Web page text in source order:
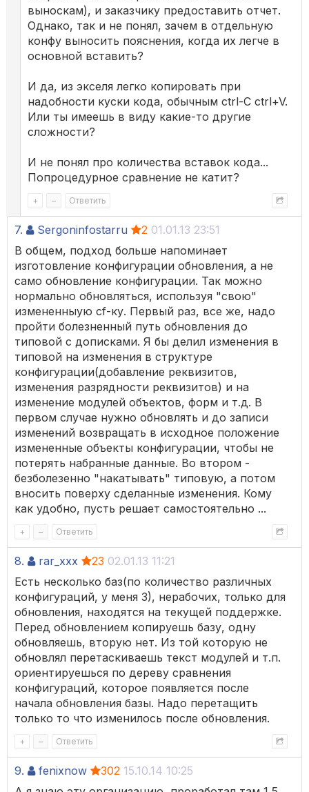
выноскам), и заказчику предоставить отчет.
Однако, так и не понял, зачем в отдельную
конфу выносить пояснения, когда их легче в
основной вставить?
И да, из экселя легко копировать при
надобности куски кода, обычным ctrl-C ctrl+V.
Или ты имеешь в виду какие-то другие
сложности?
И не понял про количества вставок кода...
Попроцедурное сравнение не катит?
+ – Ответить
7. Sergoninfostarru 2 01.01.13 23:51
В общем, подход больше напоминает
изготовление конфигурации обновления, а не
само обновление конфигурации. Так можно
нормально обновляться, используя "свою"
измененныую cf-ку. Первый раз, все же, надо
пройти болезненный путь обновления до
типовой с дописками. Я бы делил изменения в
типовой на изменения в структуре
конфигурации(добавление реквизитов,
изменения разрядности реквизитов) и на
изменение модулей объектов, форм и т.д. В
первом случае нужно обновлять и до записи
изменений возвращать в исходное положение
измененные объекты конфигурации, чтобы не
потерять набранные данные. Во втором -
безболезенно "накатывать" типовую, а потом
вносить поверху сделанные изменения. Кому
как удобно, пусть решает самостоятельно ...
+ – Ответить
8. rar_xxx 23 02.01.13 11:21
Есть несколько баз(по количество различных
конфигураций, у меня 3), нерабочих, только для
обновления, находятся на текущей поддержке.
Перед обновлением копируешь базу, одну
обновляешь, вторую нет. Из той которую не
обновлял перетаскиваешь текст модулей и т.п.
ориентируешься по дереву сравнения
конфигураций, которое появляется после
начала обновления базы. Надо перетащить
только то что изменилось после обновления.
+ – Ответить
9. fenixnow 302 15.10.14 10:25